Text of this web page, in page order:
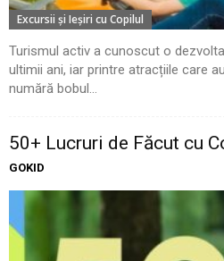
Excursii şi Ieşiri cu Copilul
Turismul activ a cunoscut o
ultimii ani, iar printre atracțiile care
numără bobul...
50+ Lucruri de Făcut cu
GOKID